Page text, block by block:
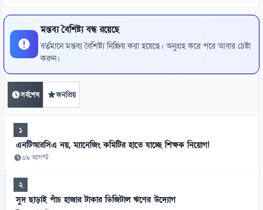
মন্তব্য বৈশিষ্ট্য বন্ধ রয়েছে
বর্তমানে মন্তব্য বৈশিষ্ট্য নিষ্ক্রিয় করা হয়েছে। অনুগ্রহ করে পরে আবার চেষ্টা
করুন।
সর্বশেষ জনপ্রিয়
১
এনটিআরসিএ নয়, ম্যানেজিং কমিটির হাতে যাচ্ছে শিক্ষক নিয়োগ!
০৯ আগস্ট
২
সুদ ছাড়াই পাঁচ হাজার টাকার ডিজিটাল ঋণের উদ্যোগ